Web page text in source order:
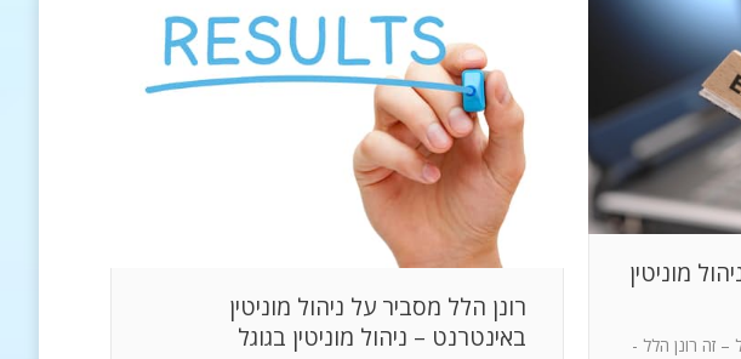
מוניטין
זה רונן הלל -
רונן הלל מסביר על ניהול מוניטין
באינטרנט – ניהול מוניטין בגוגל